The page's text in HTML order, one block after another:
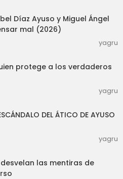
Díaz Ayuso y Miguel Ángel
mal (2026)
yagru
protege a los verdaderos
yagru
DEL ÁTICO DE AYUSO
yagru
las mentiras de